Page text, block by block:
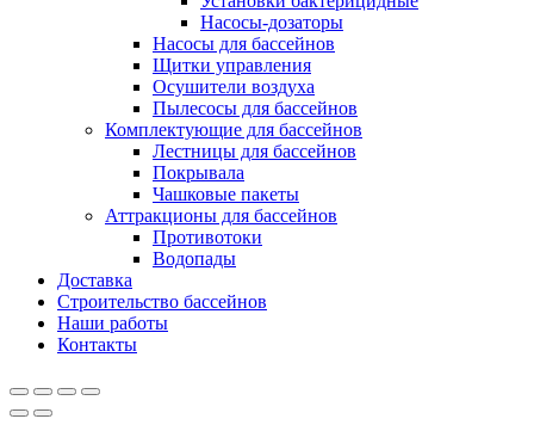
Насосы-дозаторы
Насосы для бассейнов
Щитки управления
Осушители воздуха
Пылесосы для бассейнов
Комплектующие для бассейнов
Лестницы для бассейнов
Покрывала
Чашковые пакеты
Аттракционы для бассейнов
Противотоки
Водопады
Доставка
Строительство бассейнов
Наши работы
Контакты